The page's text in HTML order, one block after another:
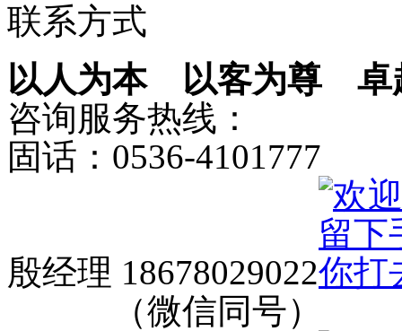
联系方式
以人为本 以客为尊 卓
咨询服务热线：
固话：0536-4101777
殷经理 18678029022
（微信同号）